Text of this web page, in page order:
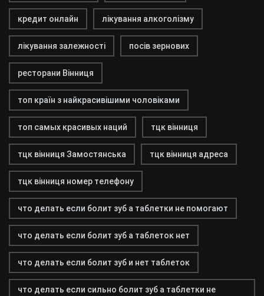
кредит онлайн лікування алкоголізму
лікування залежності посів зернових
ресторани Вінниця
топ країн з найкрасивішими чоловіками
топ самых красивых наций тцк вінниця
тцк вінниця Замостянська тцк вінниця адреса
тцк вінниця номер телефону
что делать если болит зуб а таблетки не помогают
что делать если болит зуб а таблеток нет
что делать если болит зуб и нет таблеток
что делать если сильно болит зуб а таблетки не